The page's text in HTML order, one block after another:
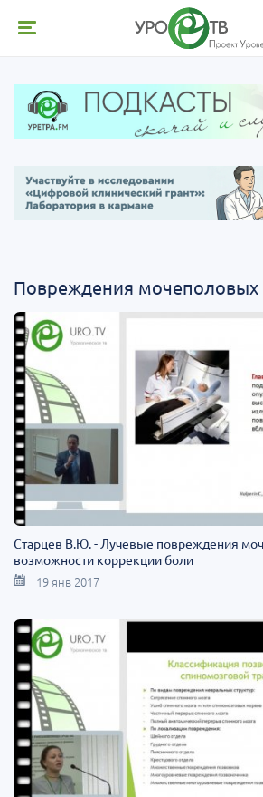
Повреждения мочеполовых
Старцев В.Ю. - Лучевые повреждения
возможности коррекции боли
19 янв 2017